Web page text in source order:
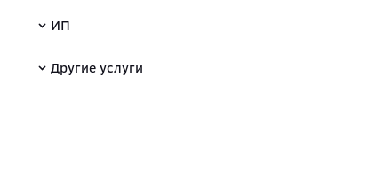
ИП
Другие услуги